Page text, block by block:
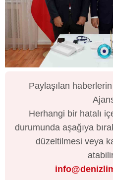
Paylaşılan
Herhangi bir hatalı
durumunda aşağıya
düzeltilmesi veya